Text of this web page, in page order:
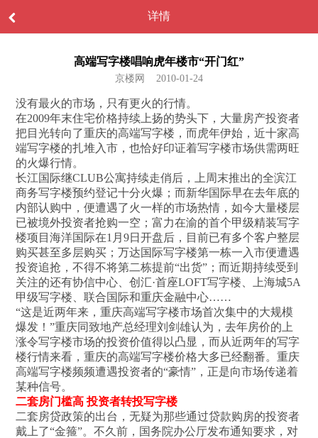
详情
高端写字楼唱响虎年楼市“开门红”
京楼网 2010-01-24
没有最火的市场，只有更火的行情。
在2009年末住宅价格持续上扬的势头下，大量房产投资者
把目光转向了重庆的高端写字楼，而虎年伊始，近十家高
端写字楼的扎堆入市，也恰好印证着写字楼市场供需两旺
的火爆行情。
长江国际继CLUB公寓持续走俏后，上周末推出的全滨江
商务写字楼预约登记十分火爆；而新华国际早在去年底的
内部认购中，便遭遇了火一样的市场热情，如今大量楼层
已被境外投资者抢购一空；富力在渝的首个甲级精装写字
楼项目海洋国际在1月9日开盘后，目前已有多个客户整层
购买甚至多层购买；万达国际写字楼第一栋一入市便遭遇
投资追抢，不得不将第二栋提前“出货”；而近期持续受到
关注的还有协信中心、创汇·首座LOFT写字楼、上海城5A
甲级写字楼、联合国际和重庆金融中心……
“这是近两年来，重庆高端写字楼市场首次集中的大规模
爆发！”重庆同致地产总经理刘剑雄认为，去年房价的上
涨令写字楼市场的投资价值得以凸显，而从近两年的写字
楼行情来看，重庆的高端写字楼价格大多已经翻番。重庆
高端写字楼频频遭遇投资者的“豪情”，正是向市场传递着
某种信号。
二套房门槛高 投资者转投写字楼
二套房贷政策的出台，无疑为那些通过贷款购房的投资者
戴上了“金箍”。不久前，国务院办公厅发布通知要求，对